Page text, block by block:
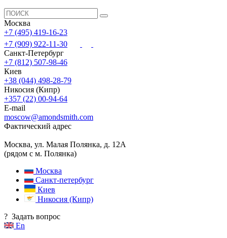
Москва
+7 (495) 419-16-23
+7 (909) 922-11-30
Санкт-Петербург
+7 (812) 507-98-46
Киев
+38 (044) 498-28-79
Никосия (Кипр)
+357 (22) 00-94-64
E-mail
moscow@amondsmith.com
Фактический адрес
Москва, ул. Малая Полянка, д. 12А
(рядом с м. Полянка)
Москва
Санкт-петербург
Киев
Никосия (Кипр)
? Задать вопрос
En